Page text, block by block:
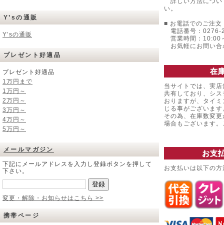
Y’sの通販
Y’sの通販
プレゼント好適品
プレゼント好適品
1万円まで
1万円～
2万円～
3万円～
4万円～
5万円～
メールマガジン
下記にメールアドレスを入力し登録ボタンを押して
下さい。
変更・解除・お知らせはこちら >>
携帯ページ
い。
■ お電話でのご注文
電話番号：0276-
営業時間：10:00
お気軽にお問い合
在
当サイトでは、実
共有しており、シ
おりますが、タイ
じる事がございます
その為、在庫数変
場合もございます
お支
お支払いは以下の